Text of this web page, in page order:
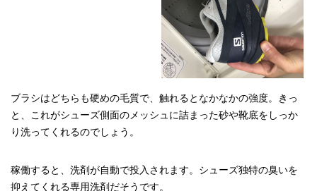
ブラシはどちらも硬めの毛質で、触れるとなかなかの強度。きっ
と、これがシューズ側面のメッシュに詰まった砂や靴底をしっか
り洗ってくれるのでしょう。
稼働すると、洗剤が自動で投入されます。シューズ独特の臭いを
抑えてくれる専用洗剤だそうです。